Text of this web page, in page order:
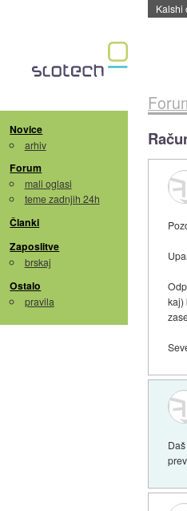
Novice
arhiv
Forum
mali oglasi
teme zadnjih 24h
Članki
Zaposlitve
brskaj
Ostalo
pravila
kaj)